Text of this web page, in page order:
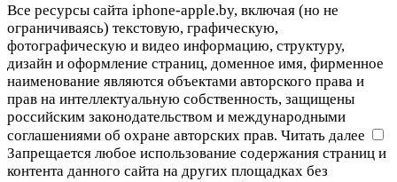
Все ресурсы сайта iphone-apple.by, включая (но не
ограничиваясь) текстовую, графическую,
фотографическую и видео информацию, структуру,
дизайн и оформление страниц, доменное имя, фирменное
наименование являются объектами авторского права и
прав на интеллектуальную собственность, защищены
российским законодательством и международными
соглашениями об охране авторских прав. Читать далее
Запрещается любое использование содержания страниц и
контента данного сайта на других площадках без